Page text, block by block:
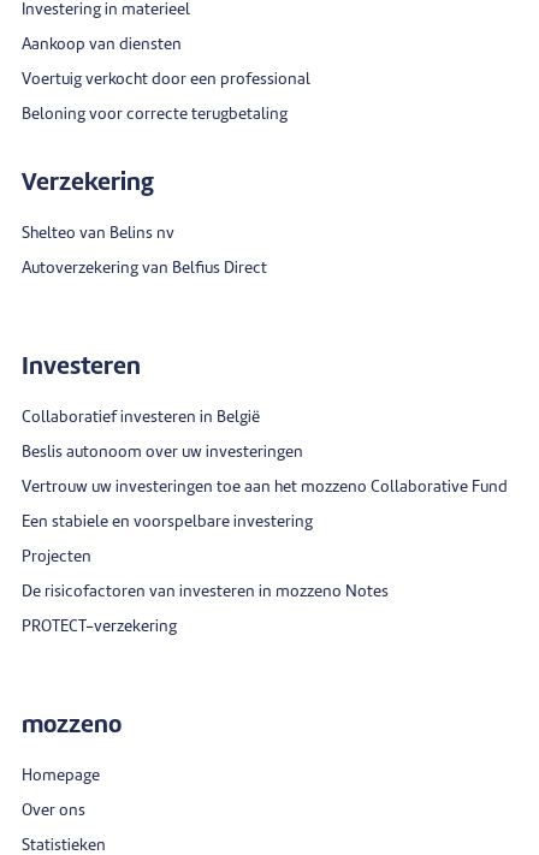
Investering in materieel
Aankoop van diensten
Voertuig verkocht door een professional
Beloning voor correcte terugbetaling
Verzekering
Shelteo van Belins nv
Autoverzekering van Belfius Direct
Investeren
Collaboratief investeren in België
Beslis autonoom over uw investeringen
Vertrouw uw investeringen toe aan het mozzeno Collaborative Fund
Een stabiele en voorspelbare investering
Projecten
De risicofactoren van investeren in mozzeno Notes
PROTECT-verzekering
mozzeno
Homepage
Over ons
Statistieken